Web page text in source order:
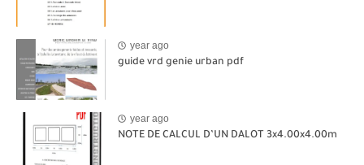
year ago
guide vrd genie urban pdf
year ago
NOTE DE CALCUL D’UN DALOT 3x4.00x4.00m